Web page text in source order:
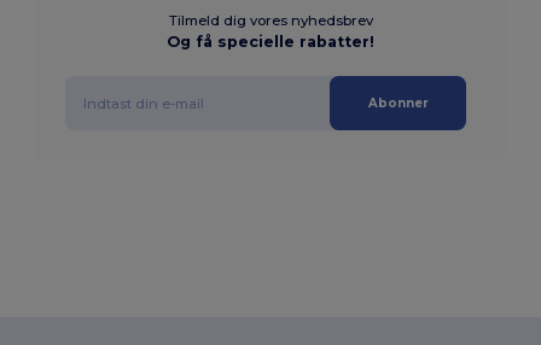
Tilmeld dig vores nyhedsbrev
Og få specielle rabatter!
Abonner